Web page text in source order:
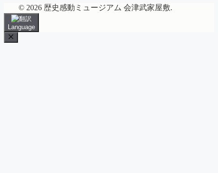
© 2026 歴史感動ミュージアム 会津武家屋敷.
Language
Close